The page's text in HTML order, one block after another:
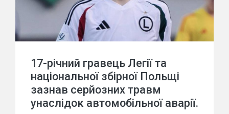
17-річний гравець Легії та
національної збірної Польщі
зазнав серйозних травм
унаслідок автомобільної аварії.